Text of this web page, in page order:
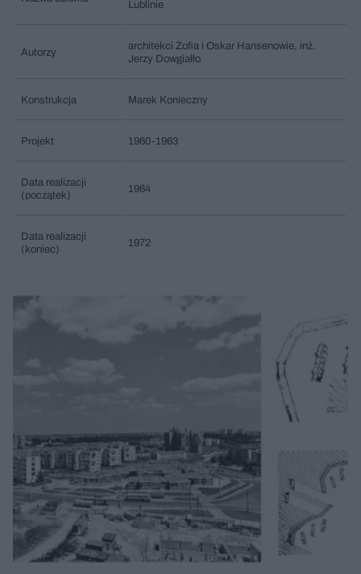
Lublinie
Autorzy
architekci Zofia i Oskar Hansenowie, inż.
Jerzy Dowgiałło
Konstrukcja Marek Konieczny
Projekt 1960-1963
Data realizacji
(początek)
1964
Data realizacji
(koniec)
1972